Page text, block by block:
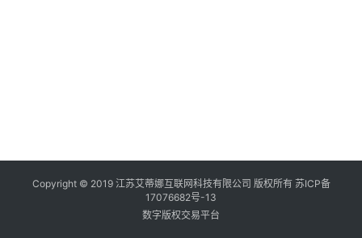
Copyright © 2019 江苏艾蒂娜互联网科技有限公司 版权所有 苏ICP备
17076682号-13
数字版权交易平台